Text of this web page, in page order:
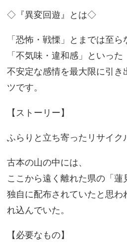
◇『異変回遊』とは◇
「恐怖・戦慄」とまでは至ら
「不気味・違和感」といった
不安定な感情を最大限に引き
ツです。
【ストーリー】
ふらりと立ち寄ったリサイク
古本の山の中には、
ここから遠く離れた県の「
独自に配布されていたと思わ
れ込んでいた。
【必要なもの】